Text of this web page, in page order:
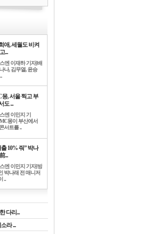
애, 세월도 비켜
...
엔 이재하 기자]배
나, 김무열, 윤승
, 서울 찍고 부
도 ...
엔 이민지 기
몽이 부산에서
서트를 ..
10% 줘” 박나
...
엔 이민지 기자]방
박나래 전 매니저
..
다리...
라 ...